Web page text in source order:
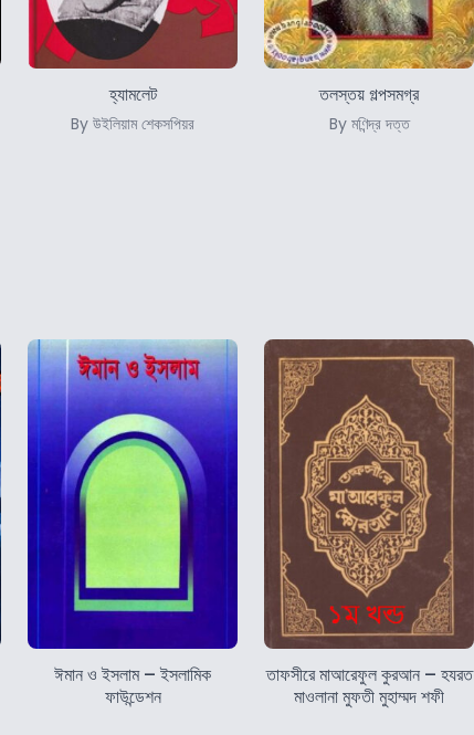
হ্যামলেট
By উইলিয়াম শেকসপিয়র
তলস্তয় গল্পসমগ্র
By মণিন্দ্র দত্ত
ঈমান ও ইসলাম – ইসলামিক
ফাউন্ডেশন
তাফসীরে মাআরেফুল কুরআন – হযরত
মাওলানা মুফতী মুহাম্মদ শফী